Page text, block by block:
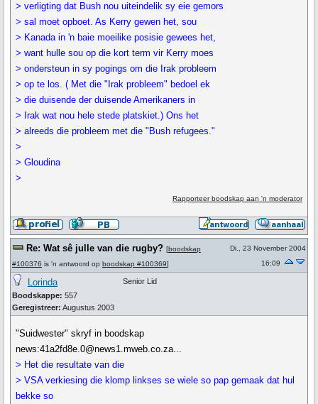
> verligting dat Bush nou uiteindelik sy eie gemors
> sal moet opboet. As Kerry gewen het, sou
> Kanada in 'n baie moeilike posisie gewees het,
> want hulle sou op die kort term vir Kerry moes
> ondersteun in sy pogings om die Irak probleem
> op te los. ( Met die "Irak probleem" bedoel ek
> die duisende der duisende Amerikaners in
> Irak wat nou hele stede platskiet.) Ons het
> alreeds die probleem met die "Bush refugees."
>
> Gloudina
>
Rapporteer boodskap aan 'n moderator
Re: Wat sê julle van die rugby? [boodskap
#100376 is 'n antwoord op boodskap #100369]
Di., 23 November 2004
16:09
Lorinda
Boodskappe: 557
Geregistreer: Augustus 2003
Senior Lid
"Suidwester" skryf in boodskap
news:41a2fd8e.0@news1.mweb.co.za...
> Het die resultate van die
> VSA verkiesing die klomp linkses se wiele so pap gemaak dat hul
bekke so